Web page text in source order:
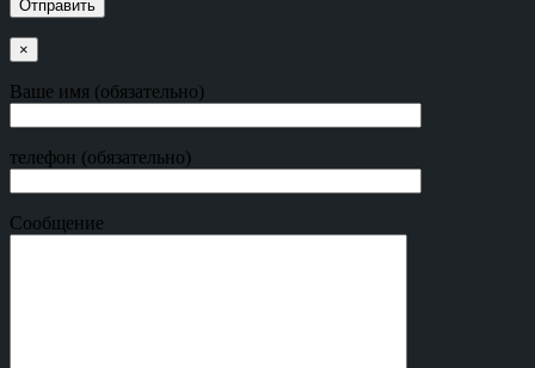
×
Ваше имя (обязательно)
телефон (обязательно)
Сообщение